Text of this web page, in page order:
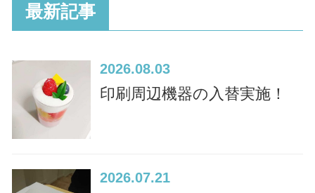
最新記事
2026 08.03
印刷周辺機器の入替実施！
2026 07.21